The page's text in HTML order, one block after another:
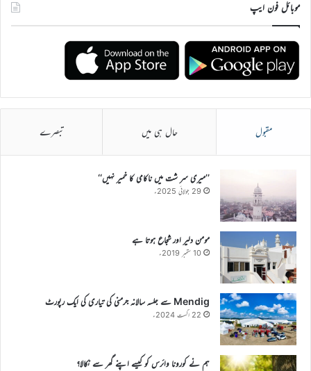
موبائل فون ایپ
مقبول حال ہی میں تبصرے
’’میری سر شت میں ناکامی کا خمیر نہیں‘‘
29 جولائی 2025ء
مومن دلیر اور شجاع ہوتا ہے
10 ستمبر 2019ء
Mendig سے جلسہ سالانہ جرمنی کی تیاری کی ایک رپورٹ
22 اگست 2024ء
ہم نے کورونا وائرس کو کیسے اپنے گھر سے نکالا؟